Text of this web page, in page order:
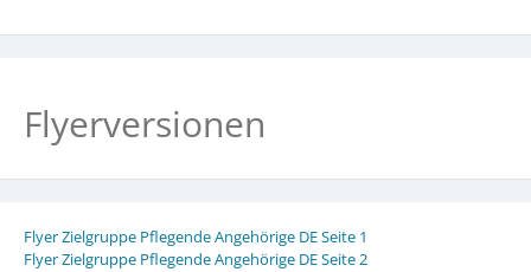
Flyerversionen
Flyer Zielgruppe Pflegende Angehörige DE Seite 1
Flyer Zielgruppe Pflegende Angehörige DE Seite 2